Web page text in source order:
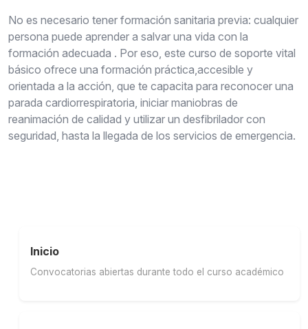
No es necesario tener formación sanitaria previa: cualquier
persona puede aprender a salvar una vida con la
formación adecuada . Por eso, este curso de soporte vital
básico ofrece una formación práctica,accesible y
orientada a la acción, que te capacita para reconocer una
parada cardiorrespiratoria, iniciar maniobras de
reanimación de calidad y utilizar un desfibrilador con
seguridad, hasta la llegada de los servicios de emergencia.
Inicio
Convocatorias abiertas durante todo el curso académico